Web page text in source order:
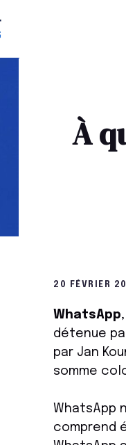
À
20 FÉVRIER
WhatsApp
détenue
par Jan
somme
WhatsApp
comprend